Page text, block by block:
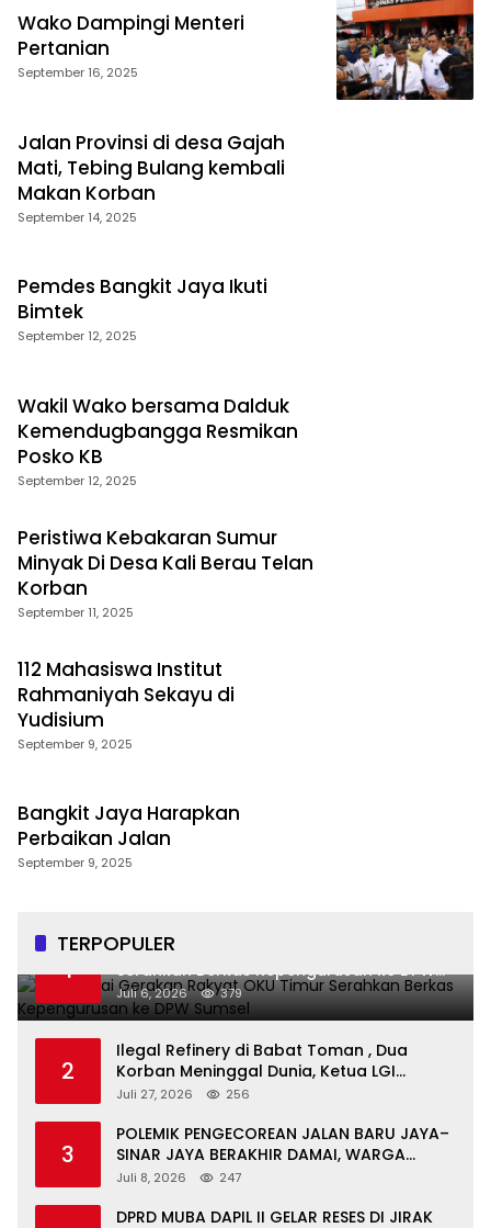
Wako Dampingi Menteri
Pertanian
September 16, 2025
Jalan Provinsi di desa Gajah
Mati, Tebing Bulang kembali
Makan Korban
September 14, 2025
Pemdes Bangkit Jaya Ikuti
Bimtek
September 12, 2025
Wakil Wako bersama Dalduk
Kemendugbangga Resmikan
Posko KB
September 12, 2025
Peristiwa Kebakaran Sumur
Minyak Di Desa Kali Berau Telan
Korban
September 11, 2025
112 Mahasiswa Institut
Rahmaniyah Sekayu di
Yudisium
September 9, 2025
Bangkit Jaya Harapkan
Perbaikan Jalan
September 9, 2025
TERPOPULER
1
DPD Partai Gerakan Rakyat OKU Timur
Serahkan Berkas Kepengurusan ke DPW
Sumsel
Juli 6, 2026 379
2
Ilegal Refinery di Babat Toman , Dua
Korban Meninggal Dunia, Ketua LGI
Sumsel Desak Copot Kapolsek Babat
Juli 27, 2026 256
3
POLEMIK PENGECOREAN JALAN BARU JAYA–
SINAR JAYA BERAKHIR DAMAI, WARGA
APRESIASI PERAN FORKOPIMCAM DAN DPRD
Juli 8, 2026 247
DPRD MUBA DAPIL II GELAR RESES DI JIRAK